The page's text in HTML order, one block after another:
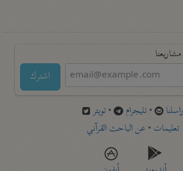
اشترك
راسلنا •تليجرام •تويتر
تعليمات •عن الباحث القرآني